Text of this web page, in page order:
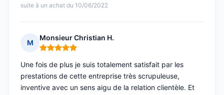
suite à un achat du 10/06/2022
M
Monsieur Christian H.
Note : 5 sur 5
Une fois de plus je suis totalement satisfait par les
prestations de cette entreprise très scrupuleuse,
inventive avec un sens aigu de la relation clientèle. Et